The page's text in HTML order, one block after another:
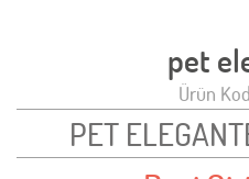
pet
Ürün
PET